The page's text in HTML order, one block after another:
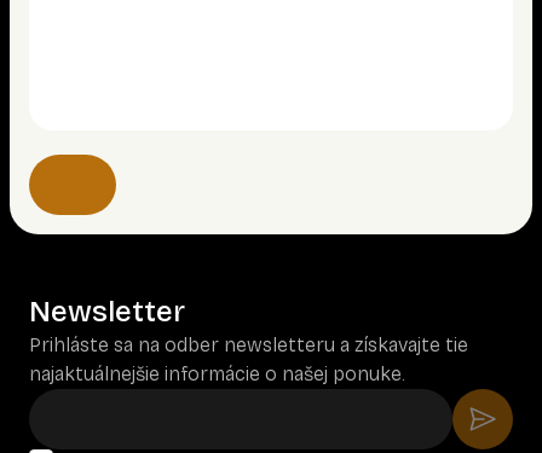
Newsletter
Prihláste sa na odber newsletteru a získavajte tie
najaktuálnejšie informácie o našej ponuke.